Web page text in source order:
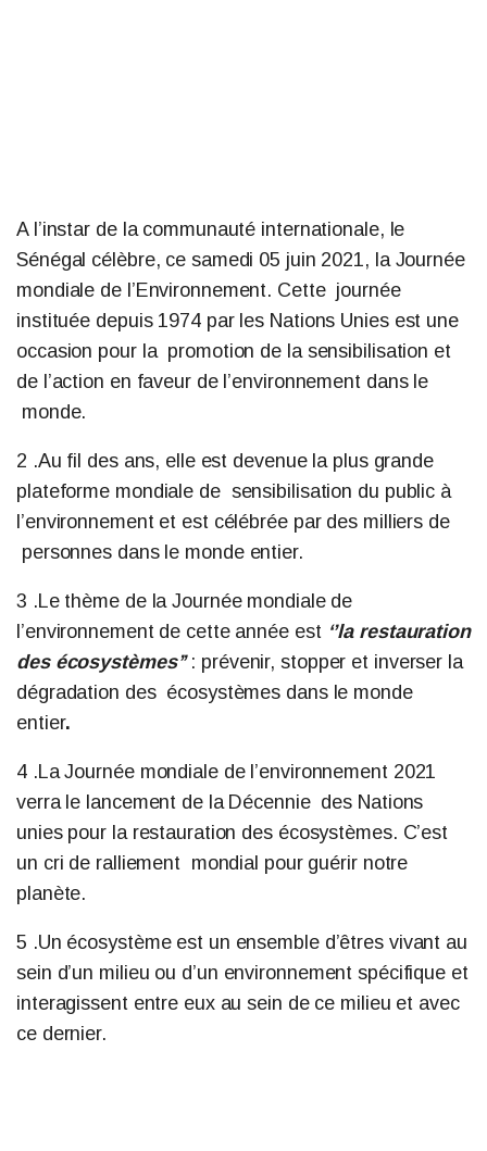
A l’instar de la communauté internationale, le
Sénégal célèbre, ce samedi 05 juin 2021, la Journée
mondiale de l’Environnement. Cette journée
instituée depuis 1974 par les Nations Unies est une
occasion pour la promotion de la sensibilisation et
de l’action en faveur de l’environnement dans le
monde.
2 .Au fil des ans, elle est devenue la plus grande
plateforme mondiale de sensibilisation du public à
l’environnement et est célébrée par des milliers de
personnes dans le monde entier.
3 .Le thème de la Journée mondiale de
l’environnement de cette année est ‘’la restauration
des écosystèmes’’ : prévenir, stopper et inverser la
dégradation des écosystèmes dans le monde
entier.
4 .La Journée mondiale de l’environnement 2021
verra le lancement de la Décennie des Nations
unies pour la restauration des écosystèmes. C’est
un cri de ralliement mondial pour guérir notre
planète.
5 .Un écosystème est un ensemble d’êtres vivant au
sein d’un milieu ou d’un environnement spécifique et
interagissent entre eux au sein de ce milieu et avec
ce dernier.